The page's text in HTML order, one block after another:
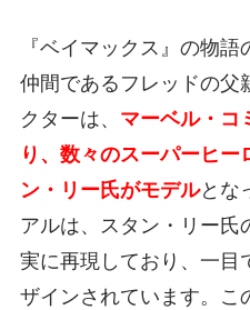
『ベイマックス』の物
仲間であるフレッドの父
クターは、 マーベル・コ
り、数々のスーパーヒー
ン・リー氏がモデルとな
アルは、スタン・リー氏
実に再現しており、一目
ザインされています。こ